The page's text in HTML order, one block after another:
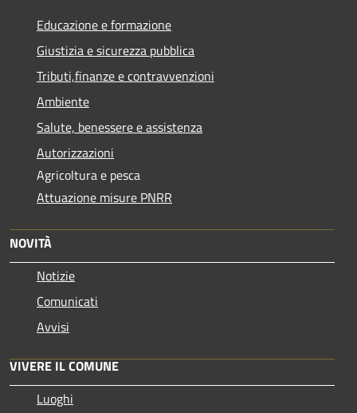
Educazione e formazione
Giustizia e sicurezza pubblica
Tributi,finanze e contravvenzioni
Ambiente
Salute, benessere e assistenza
Autorizzazioni
Agricoltura e pesca
Attuazione misure PNRR
NOVITÀ
Notizie
Comunicati
Avvisi
VIVERE IL COMUNE
Luoghi